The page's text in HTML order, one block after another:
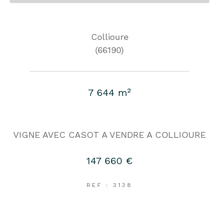
Collioure
(66190)
7 644 m²
VIGNE AVEC CASOT A VENDRE A COLLIOURE
147 660 €
REF : 3138